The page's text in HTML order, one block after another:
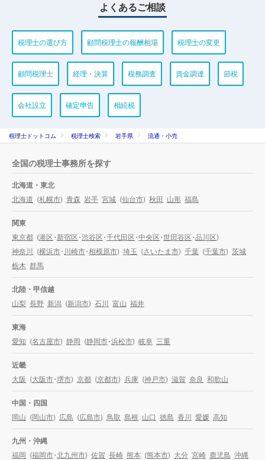
よくあるご相談
税理士の選び方 顧問税理士の報酬相場 税理士の変更
顧問税理士 経理・決算 税務調査 資金調達 節税
会社設立 確定申告 相続税
税理士ドットコム 税理士検索 岩手県 流通・小売
全国の税理士事務所を探す
北海道・東北
北海道 (札幌市) 青森 岩手 宮城 (仙台市) 秋田 山形 福島
関東
東京都 (港区・新宿区・渋谷区・千代田区・中央区・世田谷区・品川区)
神奈川 (横浜市・川崎市・相模原市) 埼玉 (さいたま市) 千葉 (千葉市) 茨城
栃木 群馬
北陸・甲信越
山梨 長野 新潟 (新潟市) 石川 富山 福井
東海
愛知 (名古屋市) 静岡 (静岡市・浜松市) 岐阜 三重
近畿
大阪 (大阪市・堺市) 京都 (京都市) 兵庫 (神戸市) 滋賀 奈良 和歌山
中国・四国
岡山 (岡山市) 広島 (広島市) 鳥取 島根 山口 徳島 香川 愛媛 高知
九州・沖縄
福岡 (福岡市・北九州市) 佐賀 長崎 熊本 (熊本市) 大分 宮崎 鹿児島 沖縄